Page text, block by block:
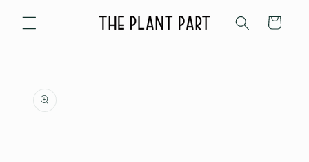
content
Cart
product
information